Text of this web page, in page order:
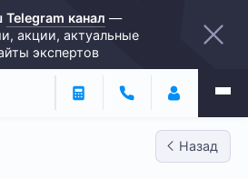
Telegram канал —
акции, актуальные
экспертов
Назад